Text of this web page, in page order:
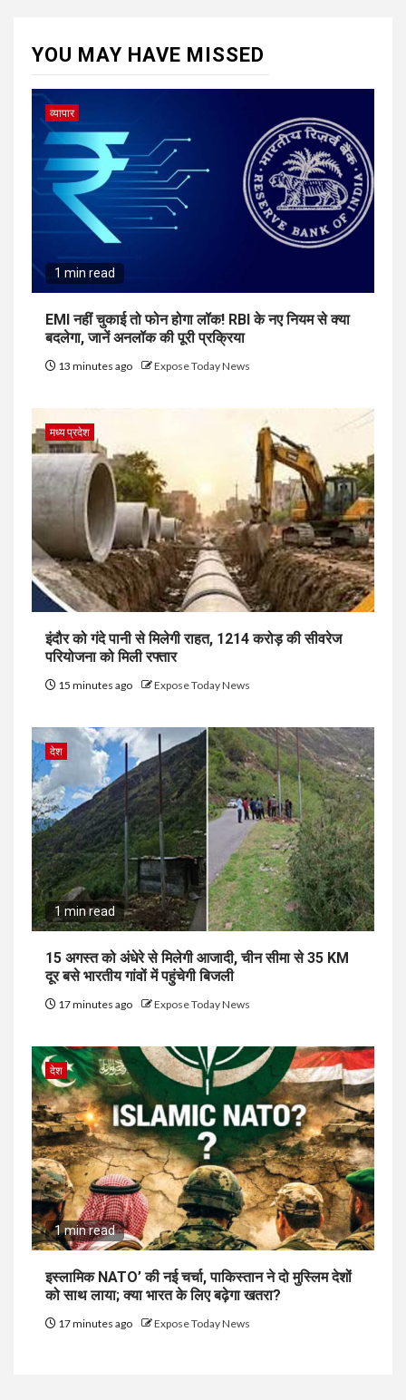
YOU MAY HAVE MISSED
व्यापार
1 min read
EMI नहीं चुकाई तो फोन होगा लॉक! RBI के नए नियम से क्या
बदलेगा, जानें अनलॉक की पूरी प्रक्रिया
13 minutes ago Expose Today News
मध्य प्रदेश
इंदौर को गंदे पानी से मिलेगी राहत, ₹1214 करोड़ की सीवरेज
परियोजना को मिली रफ्तार
15 minutes ago Expose Today News
देश
1 min read
15 अगस्त को अंधेरे से मिलेगी आजादी, चीन सीमा से 35 KM
दूर बसे भारतीय गांवों में पहुंचेगी बिजली
17 minutes ago Expose Today News
देश
1 min read
इस्लामिक NATO’ की नई चर्चा, पाकिस्तान ने दो मुस्लिम देशों
को साथ लाया; क्या भारत के लिए बढ़ेगा खतरा?
17 minutes ago Expose Today News